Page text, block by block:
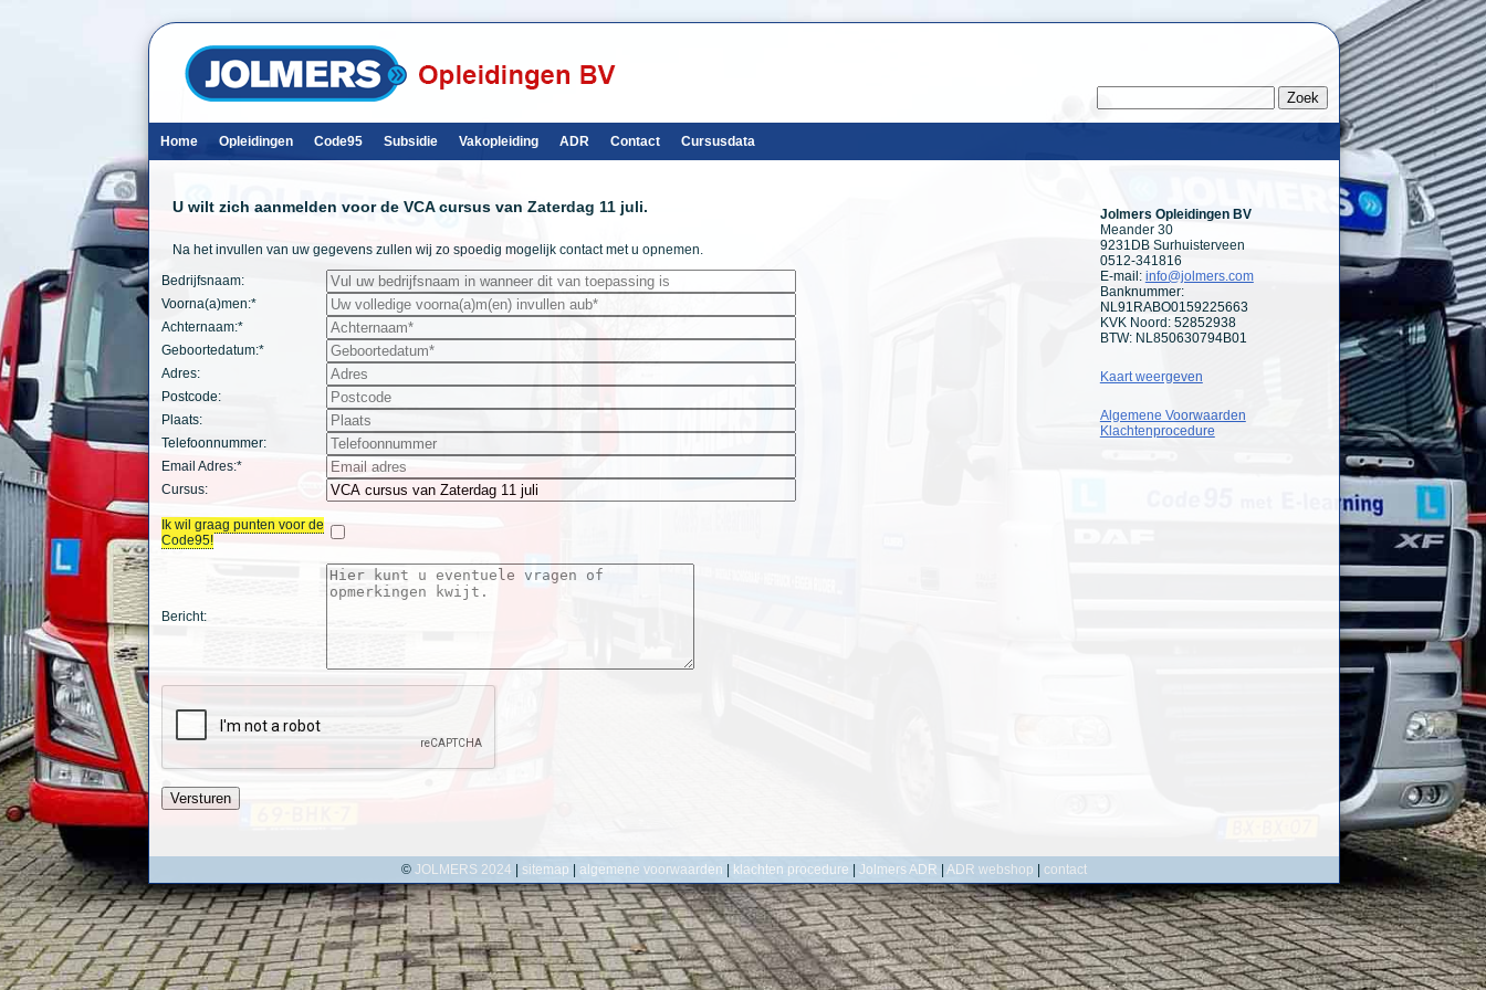
Home Opleidingen Code95 Subsidie Vakopleiding ADR Contact Cursusdata
Jolmers Opleidingen BV
Meander 30
9231DB Surhuisterveen
0512-341816
E-mail: info@jolmers.com
Banknummer:
NL91RABO0159225663
KVK Noord: 52852938
BTW: NL850630794B01
Kaart weergeven
Algemene Voorwaarden
Klachtenprocedure
U wilt zich aanmelden voor de VCA cursus van Zaterdag 11 juli.
Na het invullen van uw gegevens zullen wij zo spoedig mogelijk contact met u opnemen.
Bedrijfsnaam:
Voorna(a)men:*
Achternaam:*
Geboortedatum:*
Adres:
Postcode:
Plaats:
Telefoonnummer:
Email Adres:*
Cursus:
Ik wil graag punten voor de
Code95!
Bericht:
Versturen
© JOLMERS 2024 sitemap algemene voorwaarden klachten procedure Jolmers ADR ADR webshop contact